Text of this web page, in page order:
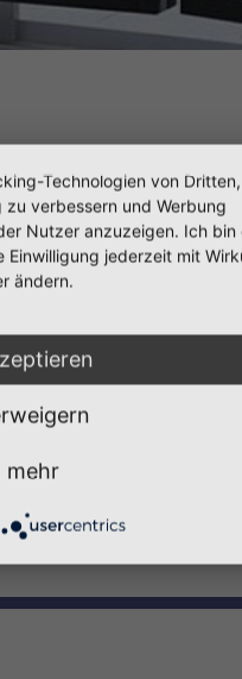
Zum Unternehmen
Ihre Suche lieferte
Ihre
Fritsche
z.Hd. Sven
Oststraße 67
Ihre Suche
Technologien von
verbessern und Werbung
Nutzer anzuzeigen. Ich bin
Einwilligung jederzeit mit
ändern.
mehr